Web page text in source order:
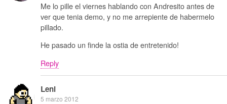
Me lo pille el viernes hablando con Andresito antes de
ver que tenia demo, y no me arrepiente de habermelo
pillado.
He pasado un finde la ostia de entretenido!
Reply
Leni
5 marzo 2012